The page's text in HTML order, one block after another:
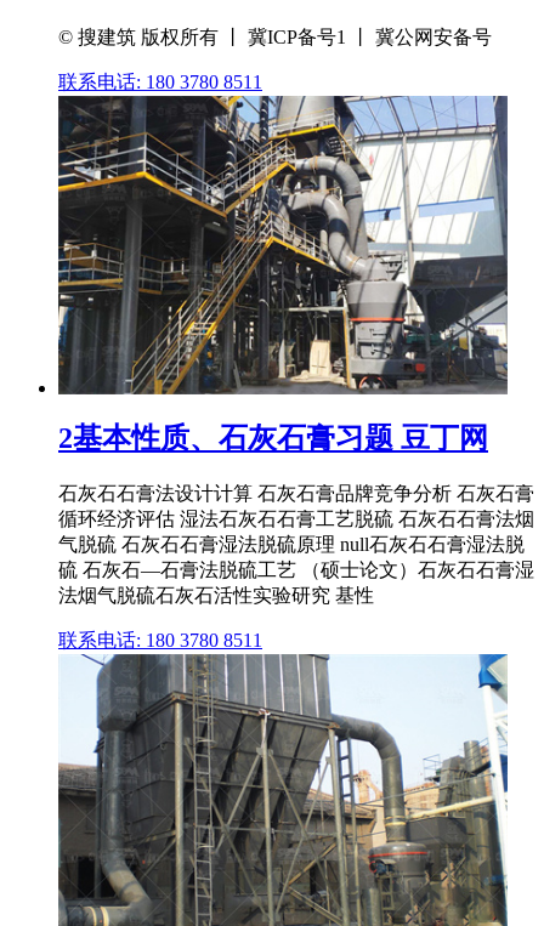
© 搜建筑 版权所有 丨 冀ICP备号1 丨 冀公网安备号
联系电话: 180 3780 8511
2基本性质、石灰石膏习题 豆丁网
石灰石石膏法设计计算 石灰石膏品牌竞争分析 石灰石膏
循环经济评估 湿法石灰石石膏工艺脱硫 石灰石石膏法烟
气脱硫 石灰石石膏湿法脱硫原理 null石灰石石膏湿法脱
硫 石灰石—石膏法脱硫工艺 （硕士论文）石灰石石膏湿
法烟气脱硫石灰石活性实验研究 基性
联系电话: 180 3780 8511